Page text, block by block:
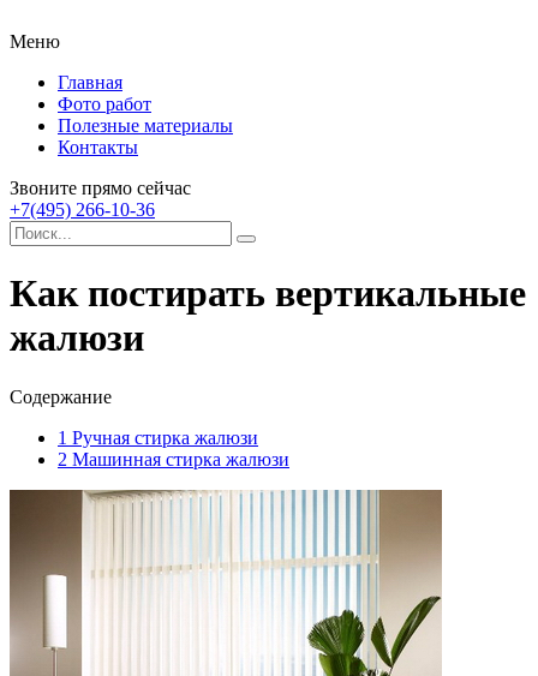
Меню
Главная
Фото работ
Полезные материалы
Контакты
Звоните прямо сейчас
+7(495) 266-10-36
Как постирать вертикальные
жалюзи
Содержание
1 Ручная стирка жалюзи
2 Машинная стирка жалюзи